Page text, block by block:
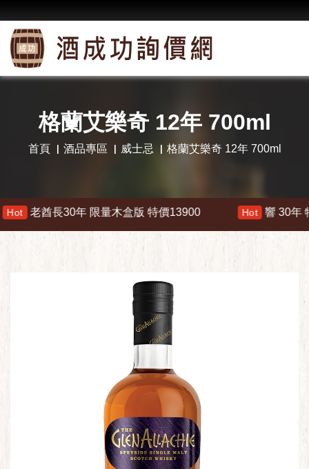
格蘭艾樂奇 12年 700ml
首頁 酒品專區 威士忌 格蘭艾樂奇 12年 700ml
年 限量木盒版 特價13900 Hot 響 30年 特價 178000